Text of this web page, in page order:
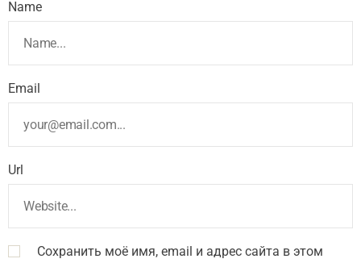
Name
Email
Url
Сохранить моё имя, email и адрес сайта в этом